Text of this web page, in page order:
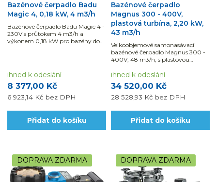
Bazénové čerpadlo Badu
Magic 4, 0,18 kW, 4 m3/h
Bazénové čerpadlo Badu Magic 4 -
230V s průtokem 4 m3/h a
výkonem 0,18 kW pro bazény do
montáže a dodávky...
8 377,00 Kč
6 923,14 Kč bez DPH
ihned k odeslání
Přidat do košíku
Bazénové čerpadlo
Magnus 300 - 400V,
plastová turbína, 2,20 kW,
43 m3/h
Velkoobjemové samonasávací
bazénové čerpadlo Magnus 300 -
400V, 48 m3/h, s plastovou
velkokapacitním předfiltrem je
ideální pro větší filtrační
systémy.Využijte možnosti...
34 520,00 Kč
28 528,93 Kč bez DPH
ihned k odeslání
Přidat do košíku
DOPRAVA ZDARMA DOPRAVA ZDARMA